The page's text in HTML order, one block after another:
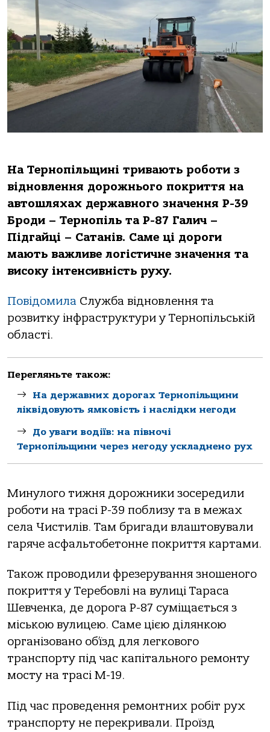
На Тернопільщині тривають роботи з
відновлення дорожнього покриття на
автошляхах державного значення Р-39
Броди – Тернопіль та Р-87 Галич –
Підгайці – Сатанів. Саме ці дороги
мають важливе логістичне значення та
високу інтенсивність руху.
Повідомила Служба відновлення та
розвитку інфраструктури у Тернопільській
області.
Перегляньте також:
На державних дорогах Тернопільщини
ліквідовують ямковість і наслідки негоди
До уваги водіїв: на півночі
Тернопільщини через негоду ускладнено рух
Минулого тижня дорожники зосередили
роботи на трасі Р-39 поблизу та в межах
села Чистилів. Там бригади влаштовували
гаряче асфальтобетонне покриття картами.
Також проводили фрезерування зношеного
покриття у Теребовлі на вулиці Тараса
Шевченка, де дорога Р-87 суміщається з
міською вулицею. Саме цією ділянкою
організовано об’їзд для легкового
транспорту під час капітального ремонту
мосту на трасі М-19.
Під час проведення ремонтних робіт рух
транспорту не перекривали. Проїзд